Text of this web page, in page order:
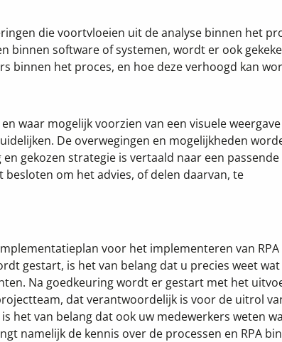
die voortvloeien uit de analyse binnen het
binnen software of systemen, wordt er ook
binnen het proces, en hoe deze verhoogd kan
waar mogelijk voorzien van een visuele
De overwegingen en mogelijkheden
gekozen strategie is vertaald naar een passende
om het advies, of delen daarvan, te
voor het implementeren van RPA
gestart, is het van belang dat u precies weet wat
Na goedkeuring wordt er gestart met het
dat verantwoordelijk is voor de uitrol
het van belang dat ook uw medewerkers weten
namelijk de kennis over de processen en RPA